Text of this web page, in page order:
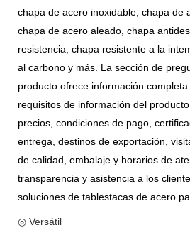
chapa de acero inoxidable, chapa de
chapa de acero aleado, chapa
resistencia, chapa resistente a la
al carbono y más. La sección de
producto ofrece información completa
requisitos de información del
precios, condiciones de pago,
entrega, destinos de exportación,
de calidad, embalaje y horarios de
transparencia y asistencia a los
soluciones de tablestacas de acero
◎ Versátil